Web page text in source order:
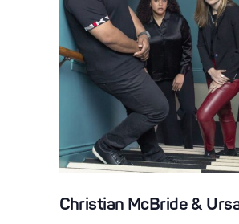
Christian McBride &